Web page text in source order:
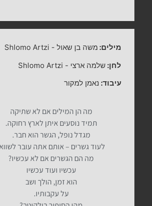
מילים: משה בן שאול -
Shlomo Artzi
לחן:שלמה ארצי -
Shlomo Artzi
עיבוד: נאמן למקור
מה הן המילים אם לא שתיקה
תמיד נוסעים איתן לארץ רחוקה.
מגדל נופל, הגשר הוא חבר.
לעוד גשרים – אותם אתה עובר
מה הם הגשרים אם לא עכשיו?
עכשיו ועוד עכשיו
הוא זמן, הולך ושב
על עקבותיו.